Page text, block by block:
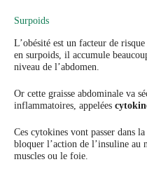
Surpoids
L’obésité est un facteur de
en surpoids, il accumule
niveau de l’abdomen.
Or cette graisse abdominale va
inflammatoires, appelées
Ces cytokines vont passer dans
bloquer l’action de l’insuline au
muscles ou le foie.